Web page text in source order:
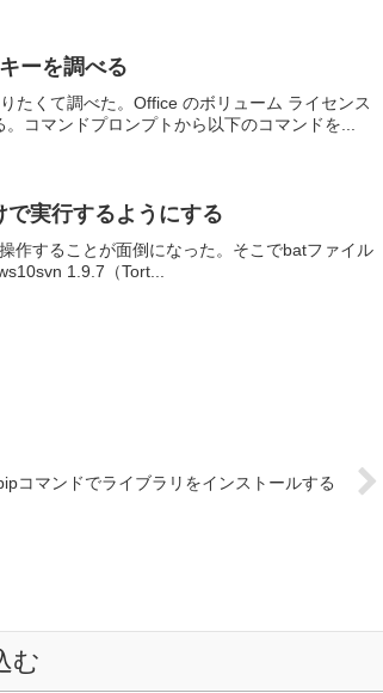
ーを調べる
たくて調べた。Office のボリューム ライセンス
コマンドプロンプトから以下のコマンドを...
実行するようにする
作することが面倒になった。そこでbatファイル
1.9.7（Tort...
コマンドでライブラリをインストールする
む